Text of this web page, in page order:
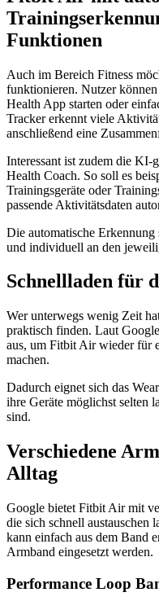
Funktionen
Auch im Bereich Fitness
funktionieren. Nutzer
Health App starten oder
Tracker erkennt viele
anschließend eine
Interessant ist zudem die KI-
Health Coach. So soll es
Trainingsgeräte oder
passende Aktivitätsdaten
Die automatische
und individuell an den
Schnellladen für
Wer unterwegs wenig Zeit
praktisch finden. Laut
aus, um Fitbit Air wieder für
machen.
Dadurch eignet sich das
ihre Geräte möglichst selten
sind.
Verschiedene
Alltag
Google bietet Fitbit Air mit
die sich schnell austauschen
kann einfach aus dem Band
Armband eingesetzt werden.
Performance Loop